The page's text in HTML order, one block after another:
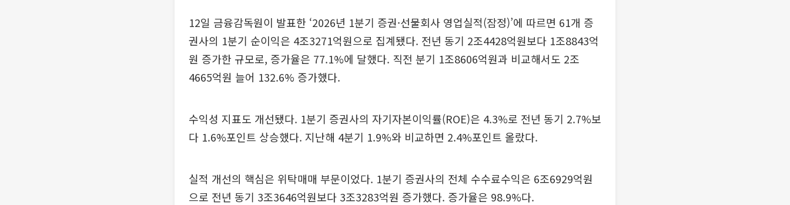
12일 금융감독원이 발표한 ‘2026년 1분기 증권·선물회사 영업실적(잠정)’에 따르면 61개 증
권사의 1분기 순이익은 4조3271억원으로 집계됐다. 전년 동기 2조4428억원보다 1조8843억
원 증가한 규모로, 증가율은 77.1%에 달했다. 직전 분기 1조8606억원과 비교해서도 2조
4665억원 늘어 132.6% 증가했다.
수익성 지표도 개선됐다. 1분기 증권사의 자기자본이익률(ROE)은 4.3%로 전년 동기 2.7%보
다 1.6%포인트 상승했다. 지난해 4분기 1.9%와 비교하면 2.4%포인트 올랐다.
실적 개선의 핵심은 위탁매매 부문이었다. 1분기 증권사의 전체 수수료수익은 6조6929억원
으로 전년 동기 3조3646억원보다 3조3283억원 증가했다. 증가율은 98.9%다.